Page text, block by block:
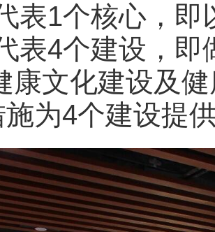
表1个核心，
表4个建设，
康文化建设及
为4个建设提